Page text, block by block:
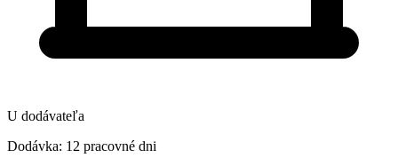
U dodávateľa
Dodávka: 12 pracovné dni